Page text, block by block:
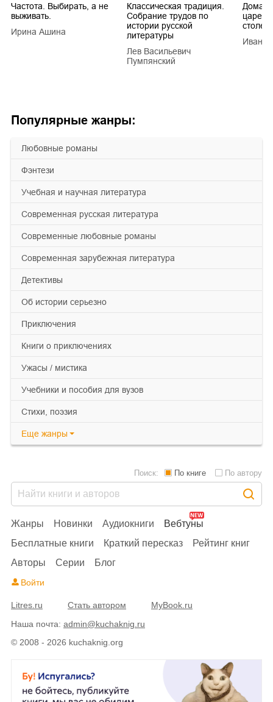
Популярные жанры:
любовные романы
фэнтези
учебная и научная литература
современная русская литература
современные любовные романы
современная зарубежная литература
детективы
об истории серьезно
приключения
книги о приключениях
ужасы / мистика
учебники и пособия для вузов
cтихи, поэзия
Еще жанры
Частота. Выбирать, а не
выживать.
Ирина Ашина
Классическая традиция.
Собрание трудов по
истории русской
литературы
Лев Васильевич
Пумпянский
царей
Иван
© 2008 - 2026 kuchaknig.org
Жанры Новинки Аудиокниги
Вебтуны
Бесплатные книги
Краткий пересказ
Рейтинг книг
Авторы
Серии Блог
Поиск: По книге По автору
Войти
Litres.ru Стать автором
MyBook.ru
Наша почта: admin@kuchaknig.ru